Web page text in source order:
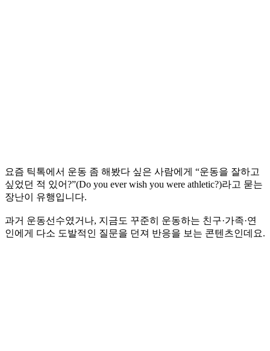
요즘 틱톡에서 운동 좀 해봤다 싶은 사람에게 “운동을 잘하고
싶었던 적 있어?”(Do you ever wish you were athletic?)라고 묻는
장난이 유행입니다.
과거 운동선수였거나, 지금도 꾸준히 운동하는 친구·가족·연
인에게 다소 도발적인 질문을 던져 반응을 보는 콘텐츠인데요.